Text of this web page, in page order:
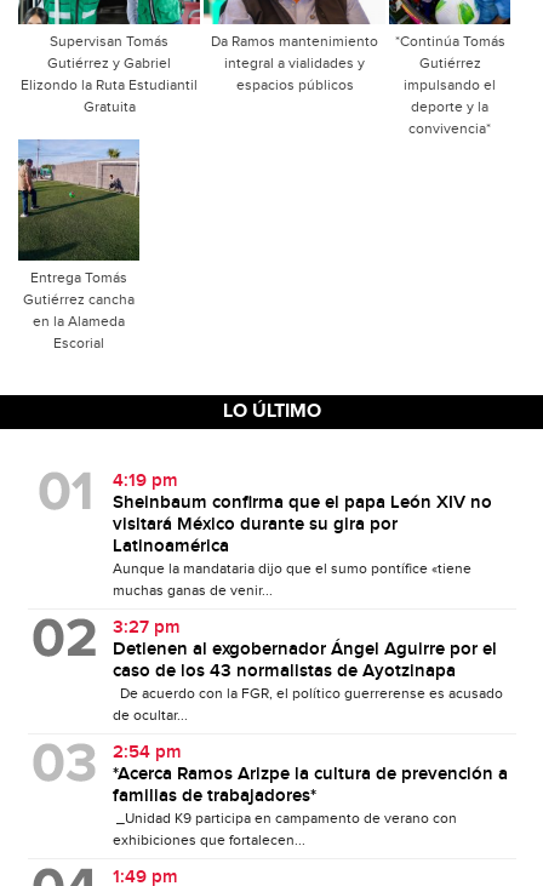
Supervisan Tomás
Gutiérrez y Gabriel
Elizondo la Ruta Estudiantil
Gratuita
Da Ramos mantenimiento
integral a vialidades y
espacios públicos
*Continúa Tomás
Gutiérrez
impulsando el
deporte y la
convivencia*
Entrega Tomás
Gutiérrez cancha
en la Alameda
Escorial
LO ÚLTIMO
4:19 pm
Sheinbaum confirma que el papa León XIV no
visitará México durante su gira por
Latinoamérica
Aunque la mandataria dijo que el sumo pontífice «tiene
muchas ganas de venir...
3:27 pm
Detienen al exgobernador Ángel Aguirre por el
caso de los 43 normalistas de Ayotzinapa
De acuerdo con la FGR, el político guerrerense es acusado
de ocultar...
2:54 pm
*Acerca Ramos Arizpe la cultura de prevención a
familias de trabajadores*
_Unidad K9 participa en campamento de verano con
exhibiciones que fortalecen...
1:49 pm